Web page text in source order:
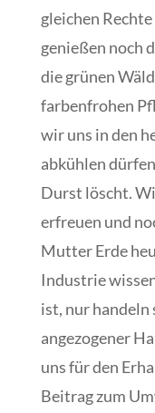
gleichen
genießen noch
die grünen
farbenfrohen
wir uns in den
abkühlen
Durst löscht.
erfreuen und
Mutter Erde
Industrie
ist, nur handeln
angezogener
uns für den
Beitrag zum